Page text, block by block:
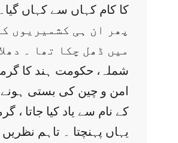
کا کام کہاں سے کہاں گیا۔
پھر ان ہی کشمیریوں
میں ڈھل چکا تھا ۔
شملہ، حکومت ہند کا
امن و چین کی بستی ہونے
یہاں پہنچتا ۔ تاہم